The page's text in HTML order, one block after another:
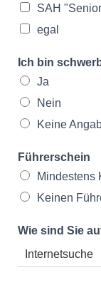
SAH
egal
Ich bin
Ja
Nein
Keine
Führerschein
Mindestens
Keinen
Wie sind Sie